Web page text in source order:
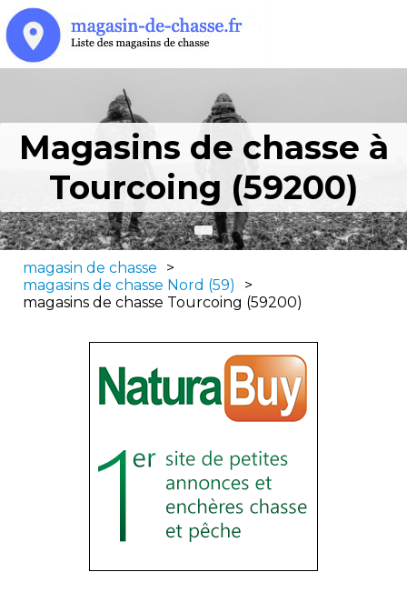
Magasins de chasse à
Tourcoing (59200)
magasin de chasse
>
magasins de chasse Nord (59)
>
magasins de chasse Tourcoing (59200)